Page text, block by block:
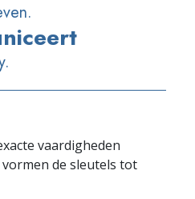
vaardigheden
de sleutels tot